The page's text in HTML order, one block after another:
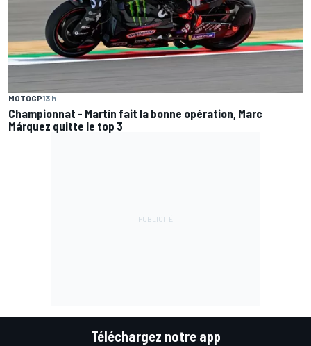
MOTOGP13 h
Championnat - Martín fait la bonne opération, Marc
Márquez quitte le top 3
Téléchargez notre app